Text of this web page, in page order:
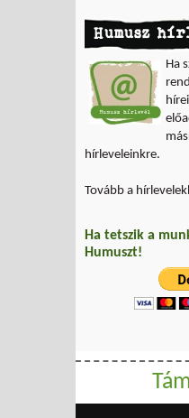
Humusz
Ha
hírleveleinkre.
Tovább a
Ha tetszik a
Humuszt!